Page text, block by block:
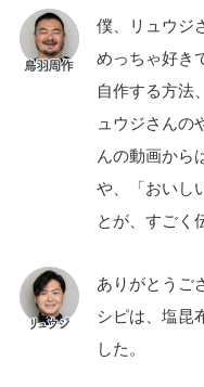
僕、リュウジ
めっちゃ好き
自作する方法
ュウジさんの
んの動画から
や、「おいし
とが、すごく
ありがとうご
シピは、塩昆
した。